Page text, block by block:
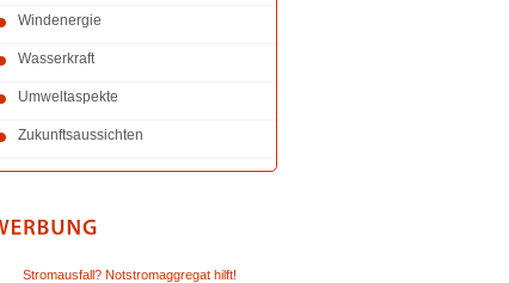
Windenergie
Wasserkraft
Umweltaspekte
Zukunftsaussichten
Stromausfall? Notstromaggregat hilft!